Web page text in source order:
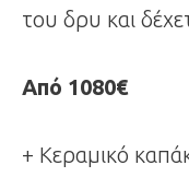
του δρυ και
Από 1080€
+ Κεραμικό